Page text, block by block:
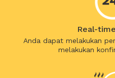
Real-
Anda dapat melakukan
melakukan